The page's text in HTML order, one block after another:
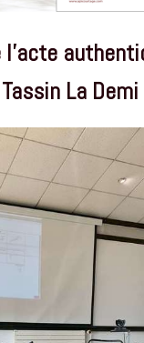
l'acte
La